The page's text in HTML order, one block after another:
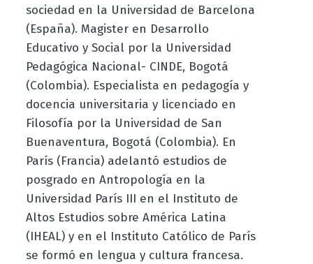
sociedad en la Universidad de Barcelona
(España). Magister en Desarrollo
Educativo y Social por la Universidad
Pedagógica Nacional- CINDE, Bogotá
(Colombia). Especialista en pedagogía y
docencia universitaria y licenciado en
Filosofía por la Universidad de San
Buenaventura, Bogotá (Colombia). En
París (Francia) adelantó estudios de
posgrado en Antropología en la
Universidad París III en el Instituto de
Altos Estudios sobre América Latina
(IHEAL) y en el Instituto Católico de París
se formó en lengua y cultura francesa.